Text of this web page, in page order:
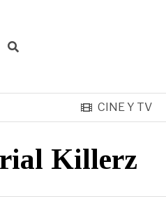
CINE Y TV
Killerz